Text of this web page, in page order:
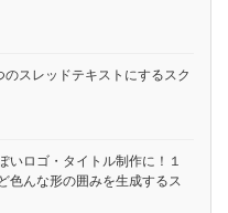
のスレッドテキストにするスク
いロゴ・タイトル制作に！１
色んな形の囲みを生成するス